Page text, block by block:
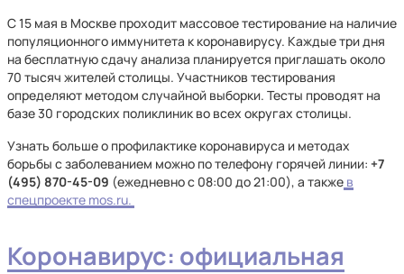
С 15 мая в Москве проходит массовое тестирование на наличие
популяционного иммунитета к коронавирусу. Каждые три дня
на бесплатную сдачу анализа планируется приглашать около
70 тысяч жителей столицы. Участников тестирования
определяют методом случайной выборки. Тесты проводят на
базе 30 городских поликлиник во всех округах столицы.
Узнать больше о профилактике коронавируса и методах
борьбы с заболеванием можно по телефону горячей линии: +7
(495) 870-45-09 (ежедневно с 08:00 до 21:00), а также в
спецпроекте mos.ru.
Коронавирус: официальная